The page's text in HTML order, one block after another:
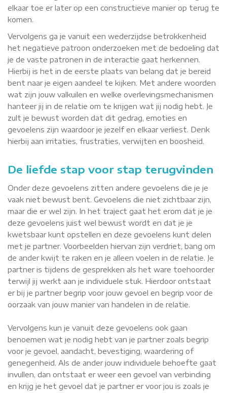
elkaar toe er later op een constructieve manier op terug te
komen.
Vervolgens ga je vanuit een wederzijdse betrokkenheid
het negatieve patroon onderzoeken met de bedoeling dat
je de vaste patronen in de interactie gaat herkennen.
Hierbij is het in de eerste plaats van belang dat je bereid
bent naar je eigen aandeel te kijken. Met andere woorden
wat zijn jouw valkuilen en welke overlevingsmechanismen
hanteer jij in de relatie om te krijgen wat jij nodig hebt. Je
zult je bewust worden dat dit gedrag, emoties en
gevoelens zijn waardoor je jezelf en elkaar verliest. Denk
hierbij aan irritaties, frustraties, verwijten en boosheid.
De liefde stap voor stap terugvinden
Onder deze gevoelens zitten andere gevoelens die je je
vaak niet bewust bent. Gevoelens die niet zichtbaar zijn,
maar die er wel zijn. In het traject gaat het erom dat je je
deze gevoelens juist wel bewust wordt en dat je je
kwetsbaar kunt opstellen en deze gevoelens kunt delen
met je partner. Voorbeelden hiervan zijn verdriet, bang om
de ander kwijt te raken en je alleen voelen in de relatie. Je
partner is tijdens de gesprekken als het ware toehoorder
terwijl jij werkt aan je individuele stuk. Hierdoor ontstaat
er bij je partner begrip voor jouw gevoel en begrip voor de
oorzaak van jouw manier van handelen in de relatie.
Vervolgens kun je vanuit deze gevoelens ook gaan
benoemen wat je nodig hebt van je partner zoals begrip
voor je gevoel, aandacht, bevestiging, waardering of
genegenheid. Als de ander jouw individuele behoefte gaat
invullen, dan ontstaat er weer een gevoel van verbinding
en krijg je het gevoel dat je partner er voor jou is zoals je